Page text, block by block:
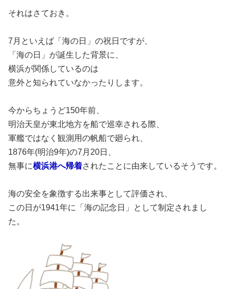
それはさておき。
7月といえば「海の日」の祝日ですが、
「海の日」が誕生した背景に、
横浜が関係しているのは
意外と知られていなかったりします。
今からちょうど150年前、
明治天皇が東北地方を船で巡幸される際、
軍艦ではなく観測用の帆船で廻られ、
1876年(明治9年)の7月20日、
無事に横浜港へ帰着されたことに由来しているそうです。
海の安全を象徴する出来事として評価され、
この日が1941年に「海の記念日」として制定されまし
た。